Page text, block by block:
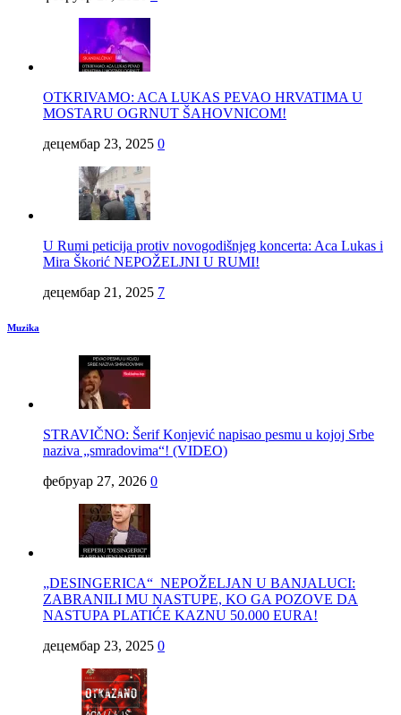
OTKRIVAMO: ACA LUKAS PEVAO HRVATIMA U
MOSTARU OGRNUT ŠAHOVNICOM!
децембар 23, 2025 0
U Rumi peticija protiv novogodišnjeg koncerta: Aca Lukas i
Mira Škorić NEPOŽELJNI U RUMI!
децембар 21, 2025 7
Muzika
STRAVIČNO: Šerif Konjević napisao pesmu u kojoj Srbe
naziva „smradovima“! (VIDEO)
фебруар 27, 2026 0
„DESINGERICA“ NEPOŽELJAN U BANJALUCI:
ZABRANILI MU NASTUPE, KO GA POZOVE DA
NASTUPA PLATIĆE KAZNU 50.000 EURA!
децембар 23, 2025 0